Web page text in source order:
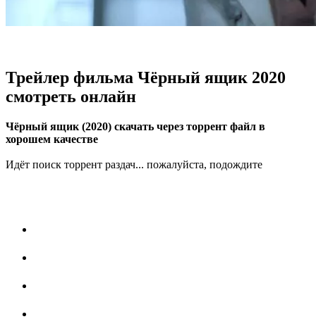
Трейлер фильма Чёрный ящик 2020
смотреть онлайн
Чёрный ящик (2020) скачать через торрент файл в
хорошем качестве
Идёт поиск торрент раздач... пожалуйста, подождите